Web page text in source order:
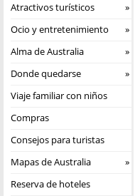
Atractivos turísticos
Ocio y entretenimiento
Alma de Australia
Donde quedarse
Viaje familiar con niños
Compras
Consejos para turistas
Mapas de Australia
Reserva de hoteles